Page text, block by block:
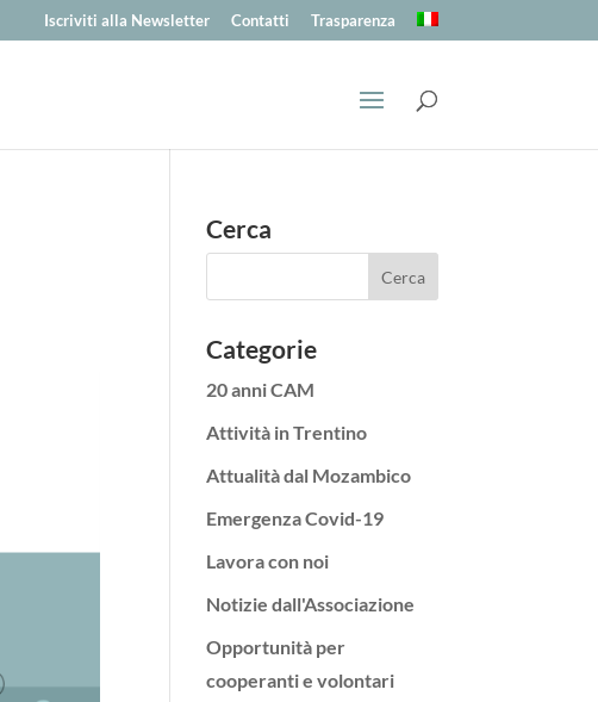
Iscriviti alla Newsletter Contatti Trasparenza
Cerca
Categorie
20 anni CAM
Attività in Trentino
Attualità dal Mozambico
Emergenza Covid-19
Lavora con noi
Notizie dall'Associazione
Opportunità per
cooperanti e volontari